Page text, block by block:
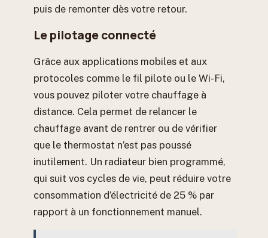
puis de remonter dès votre retour.
Le pilotage connecté
Grâce aux applications mobiles et aux
protocoles comme le fil pilote ou le Wi-Fi,
vous pouvez piloter votre chauffage à
distance. Cela permet de relancer le
chauffage avant de rentrer ou de vérifier
que le thermostat n’est pas poussé
inutilement. Un radiateur bien programmé,
qui suit vos cycles de vie, peut réduire votre
consommation d’électricité de 25 % par
rapport à un fonctionnement manuel.